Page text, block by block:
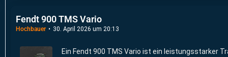
Fendt 900 TMS Vario
Hochbauer 30. April 2026 um 20:13
Ein Fendt 900 TMS Vario ist ein leistungsstarker